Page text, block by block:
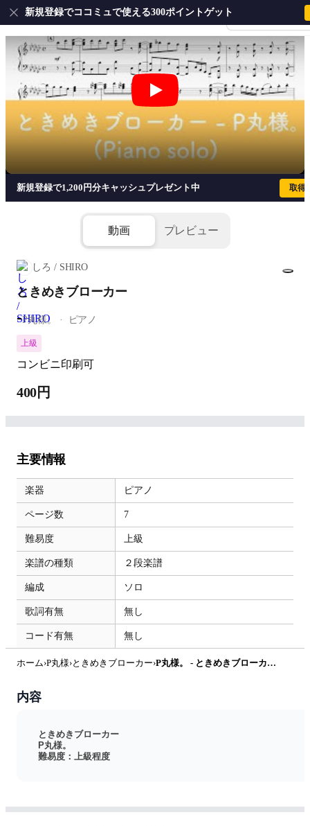
会員登録・ログイ
新規登録でココミュで使える300ポイントゲット
ときめきブローカー - P丸様。
新規登録で1,200円分キャッシュプレゼント中 取得
動画 プレビュー
しろ / SHIRO
ときめきブローカー
-P丸様。 ピアノ
上級
コンビニ印刷可
400円
主要情報
楽器 ピアノ
ページ数 7
難易度 上級
楽譜の種類 ２段楽譜
編成 ソロ
歌詞有無 無し
コード有無 無し
ホーム›P丸様›ときめきブローカー› P丸様。 - ときめきブローカー by SHIRO
内容
ときめきブローカー
P丸様。
難易度：上級程度